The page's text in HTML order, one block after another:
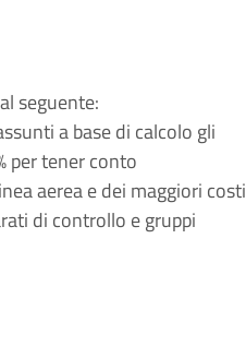
seguente:
a base di calcolo gli
per tener conto
aerea e dei maggiori costi
di controllo e gruppi